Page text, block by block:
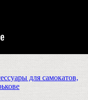
для самокатов,